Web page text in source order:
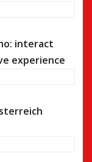
interact
experience